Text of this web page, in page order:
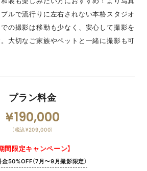
ルで流行りに左右されない本格スタジオ
の撮影は移動も少なく、安心して撮影を
大切なご家族やペットと一緒に撮影も可
プラン料金
190,000
（税込¥209,000）
期間限定キャンペーン】
50%OFF（7月〜9月撮影限定）